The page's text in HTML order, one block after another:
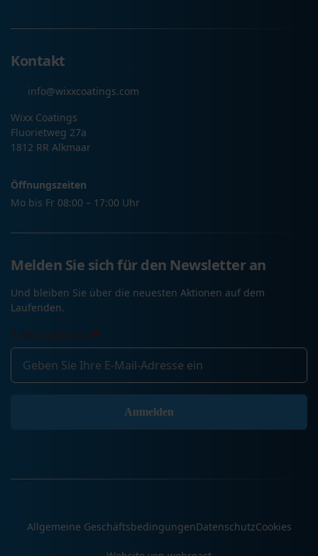
Kontakt
info@wixxcoatings.com
Wixx Coatings
Fluorietweg 27a
1812 RR Alkmaar
Öffnungszeiten
Mo bis Fr 08:00 – 17:00 Uhr
Melden Sie sich für den Newsletter an
Und bleiben Sie über die neuesten Aktionen auf dem
Laufenden.
*
Allgemeine GeschäftsbedingungenDatenschutzCookies